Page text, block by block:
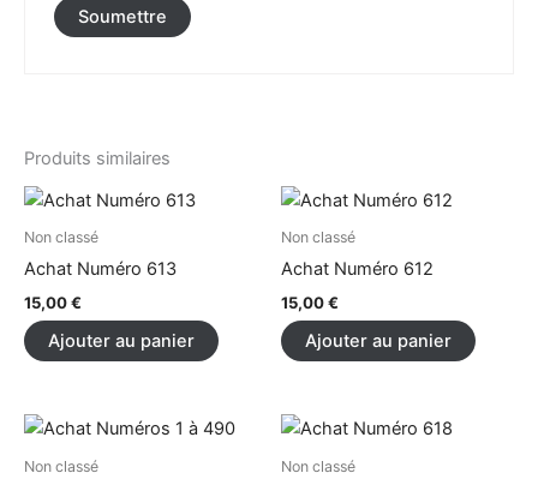
Produits similaires
Non classé
Achat Numéro 613
15,00€
Ajouter au panier
Non classé
Achat Numéro 612
15,00€
Ajouter au panier
Non classé
Ce
Non classé